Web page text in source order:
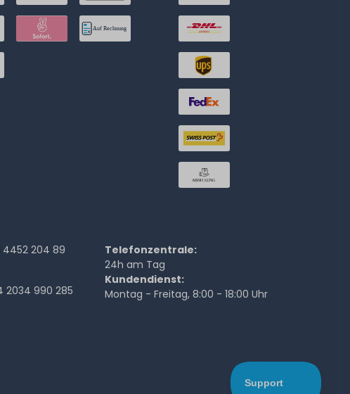
4452 204 89
2034 990 285
Telefonzentrale:
24h am Tag
Kundendienst:
Montag - Freitag, 8:00 - 18:00 Uhr